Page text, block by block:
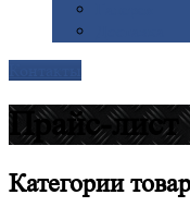
Прайс-лист
Категории